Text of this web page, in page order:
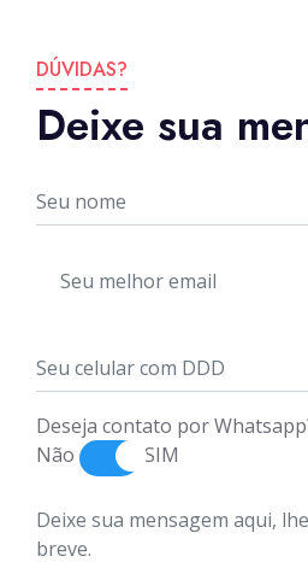
DÚVIDAS?
Deixe sua
Deseja contato por
Não
SIM